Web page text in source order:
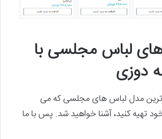
های لباس مجلسی با
دوزی
مدل لباس های مجلسی که می
خود تهیه کنید، آشنا خواهید شد. پس با ما